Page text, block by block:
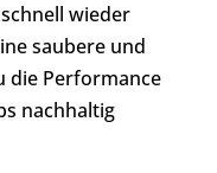
wieder
saubere und
die Performance
nachhaltig